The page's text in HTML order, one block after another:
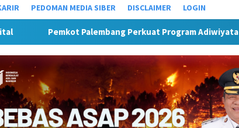
PEDOMAN MEDIA SIBER DISCLAIMER LOGIN
Cetak Generasi Peduli Lingkungan Sejak Dini